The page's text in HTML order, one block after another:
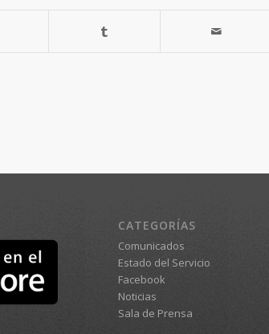
CATEGORÍAS
Comunicados
Estado del Servicio
Facebook
Noticias
Sala de Prensa